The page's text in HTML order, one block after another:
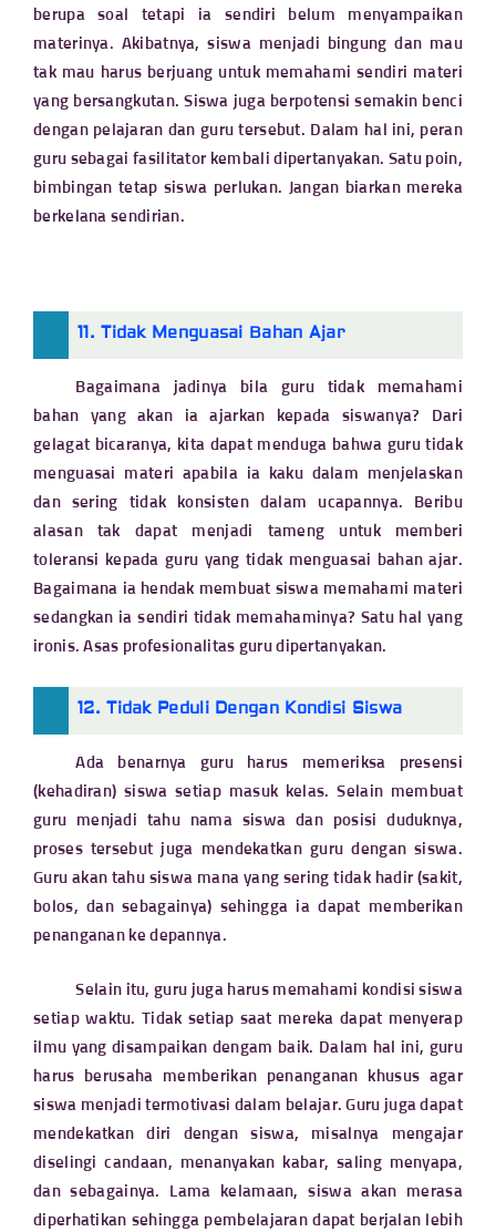
berupa soal tetapi ia sendiri belum menyampaikan
materinya. Akibatnya, siswa menjadi bingung dan mau
tak mau harus berjuang untuk memahami sendiri materi
yang bersangkutan. Siswa juga berpotensi semakin benci
dengan pelajaran dan guru tersebut. Dalam hal ini, peran
guru sebagai fasilitator kembali dipertanyakan. Satu poin,
bimbingan tetap siswa perlukan. Jangan biarkan mereka
berkelana sendirian.
11. Tidak Menguasai Bahan Ajar
Bagaimana jadinya bila guru tidak memahami
bahan yang akan ia ajarkan kepada siswanya? Dari
gelagat bicaranya, kita dapat menduga bahwa guru tidak
menguasai materi apabila ia kaku dalam menjelaskan
dan sering tidak konsisten dalam ucapannya. Beribu
alasan tak dapat menjadi tameng untuk memberi
toleransi kepada guru yang tidak menguasai bahan ajar.
Bagaimana ia hendak membuat siswa memahami materi
sedangkan ia sendiri tidak memahaminya? Satu hal yang
ironis. Asas profesionalitas guru dipertanyakan.
12. Tidak Peduli Dengan Kondisi Siswa
Ada benarnya guru harus memeriksa presensi
(kehadiran) siswa setiap masuk kelas. Selain membuat
guru menjadi tahu nama siswa dan posisi duduknya,
proses tersebut juga mendekatkan guru dengan siswa.
Guru akan tahu siswa mana yang sering tidak hadir (sakit,
bolos, dan sebagainya) sehingga ia dapat memberikan
penanganan ke depannya.
Selain itu, guru juga harus memahami kondisi siswa
setiap waktu. Tidak setiap saat mereka dapat menyerap
ilmu yang disampaikan dengam baik. Dalam hal ini, guru
harus berusaha memberikan penanganan khusus agar
siswa menjadi termotivasi dalam belajar. Guru juga dapat
mendekatkan diri dengan siswa, misalnya mengajar
diselingi candaan, menanyakan kabar, saling menyapa,
dan sebagainya. Lama kelamaan, siswa akan merasa
diperhatikan sehingga pembelajaran dapat berjalan lebih